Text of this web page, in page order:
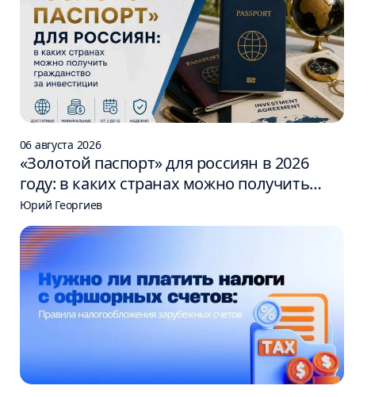
06 августа 2026
«Золотой паспорт» для россиян в 2026
году: в каких странах можно получить
гражданство за инвестиции
Юрий Георгиев